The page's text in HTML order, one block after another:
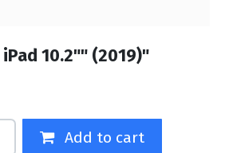
10.2"" (2019)"
Add to cart